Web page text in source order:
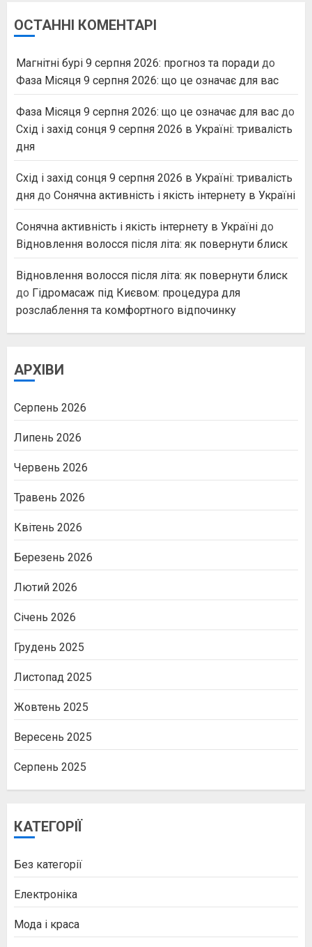
ОСТАННІ КОМЕНТАРІ
Магнітні бурі 9 серпня 2026: прогноз та поради до
Фаза Місяця 9 серпня 2026: що це означає для вас
Фаза Місяця 9 серпня 2026: що це означає для вас до
Схід і захід сонця 9 серпня 2026 в Україні: тривалість
дня
Схід і захід сонця 9 серпня 2026 в Україні: тривалість
дня до Сонячна активність і якість інтернету в Україні
Сонячна активність і якість інтернету в Україні до
Відновлення волосся після літа: як повернути блиск
Відновлення волосся після літа: як повернути блиск
до Гідромасаж під Києвом: процедура для
розслаблення та комфортного відпочинку
АРХІВИ
Серпень 2026
Липень 2026
Червень 2026
Травень 2026
Квітень 2026
Березень 2026
Лютий 2026
Січень 2026
Грудень 2025
Листопад 2025
Жовтень 2025
Вересень 2025
Серпень 2025
КАТЕГОРІЇ
Без категорії
Електроніка
Мода і краса